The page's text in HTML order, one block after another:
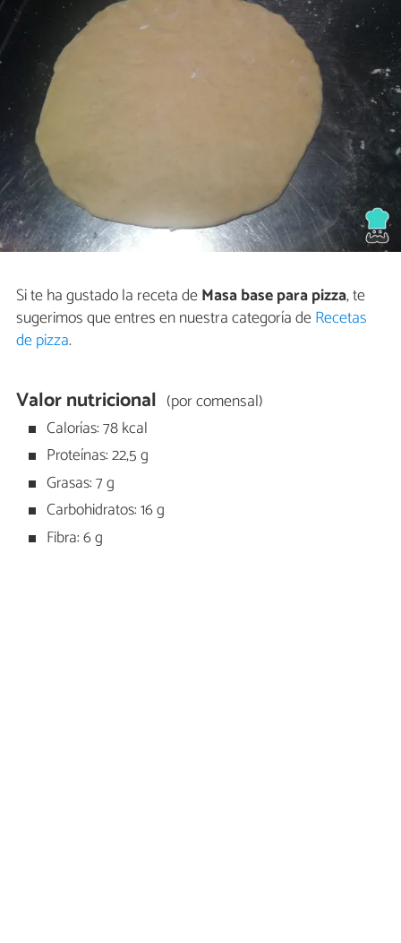
Si te ha gustado la receta deMasa base para pizza, te
sugerimos que entres en nuestra categoría deRecetas
de pizza.
Valor nutricional (por comensal)
Calorías: 78 kcal
Proteínas: 22,5 g
Grasas: 7 g
Carbohidratos: 16 g
Fibra: 6 g